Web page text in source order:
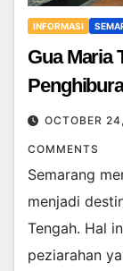
INFORMASI
Gua Maria
OCTOBER
COMMENTS
Semarang
menjadi
Tengah. Hal
peziarahan